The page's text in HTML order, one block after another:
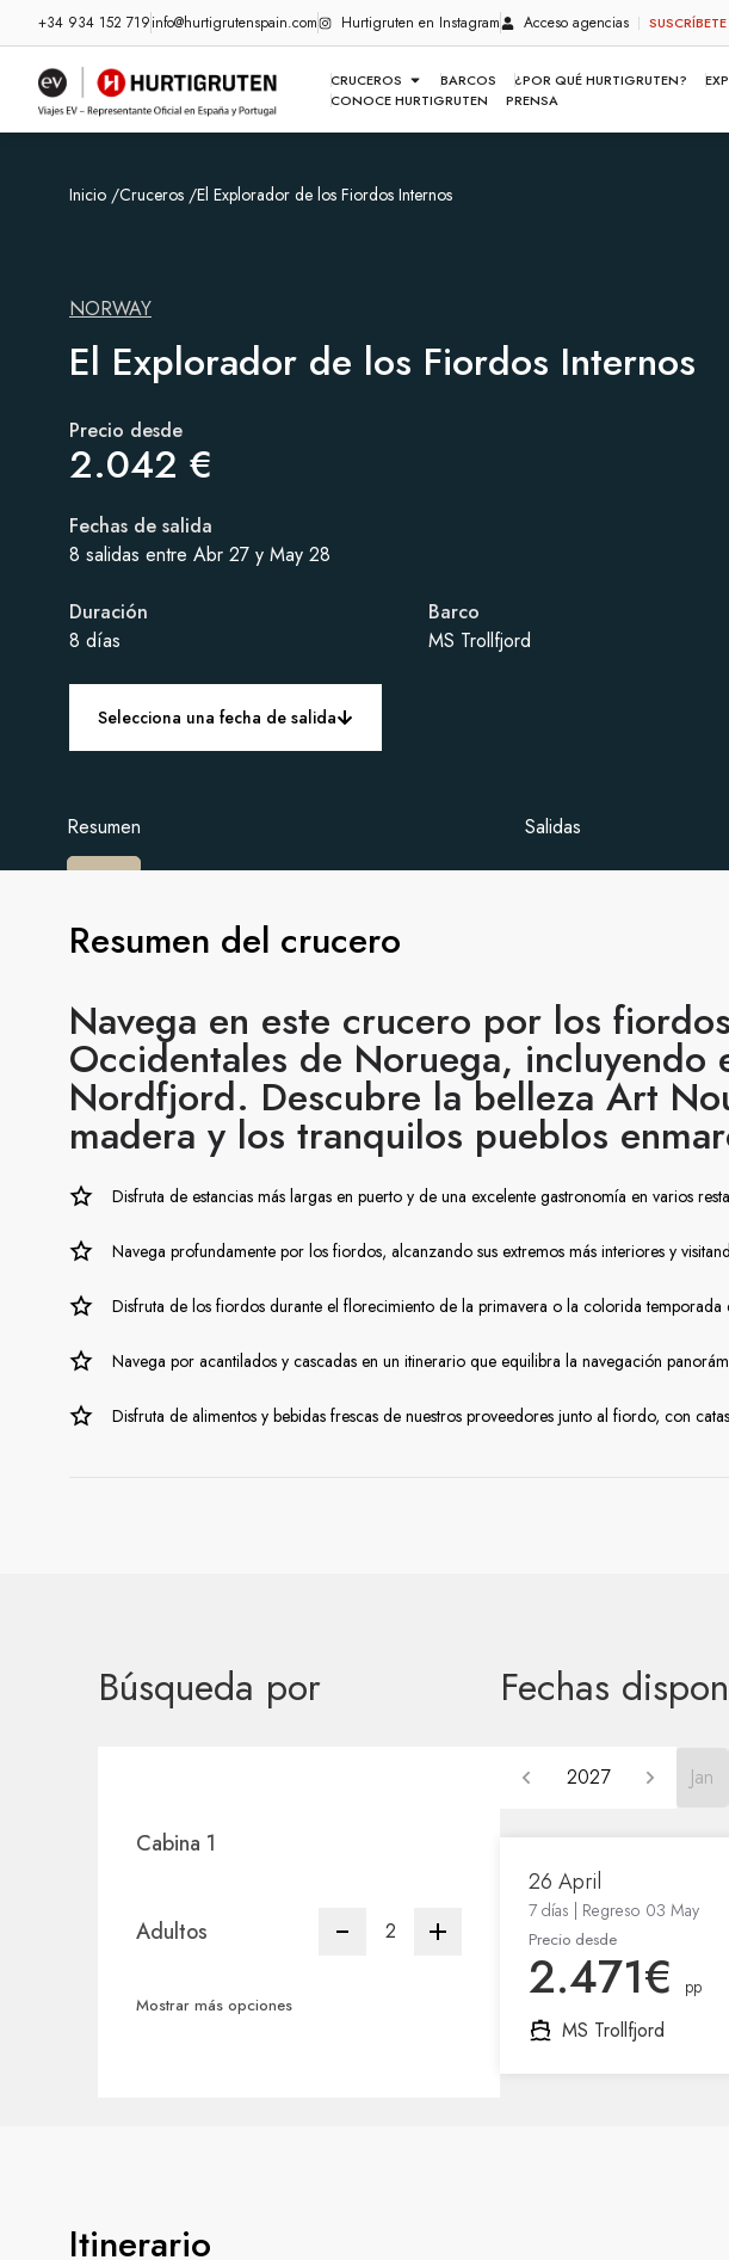
+34 934 152 719info@hurtigrutenspain.com Hurtigruten en Instagram Acceso agencias
CRUCEROS BARCOS ¿POR QUÉ HURTIGRUTEN?
CONOCE HURTIGRUTEN
PRENSA
Inicio /Cruceros /El Explorador de los Fiordos Internos
NORWAY
El Explorador de los Fiordos Internos
Precio desde
2.042 €
Fechas de salida
8 salidas entre Abr 27 y May 28
Duración
8 días
Barco
MS Trollfjord
Selecciona una fecha de salida
Resumen Salidas
Resumen del crucero
Navega en este crucero por los
Occidentales de Noruega,
Nordfjord. Descubre la belleza Art
madera y los tranquilos pueblos
Disfruta de estancias más largas en puerto y de una excelente gastronomía en varios
Navega profundamente por los fiordos, alcanzando sus extremos más interiores y
Disfruta de los fiordos durante el florecimiento de la primavera o la colorida temporada
Navega por acantilados y cascadas en un itinerario que equilibra la navegación
Disfruta de alimentos y bebidas frescas de nuestros proveedores junto al fiordo, con
Itinerario